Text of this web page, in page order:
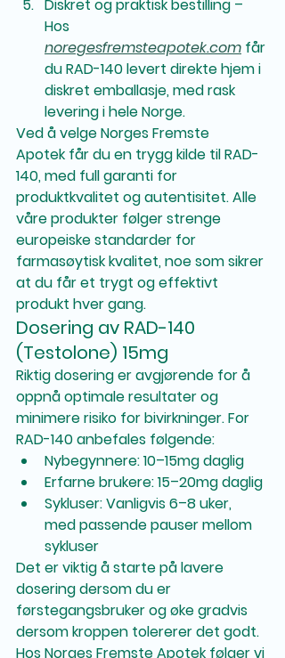
Diskret og praktisk bestilling –
Hos
noregesfremsteapotek.com får
du RAD-140 levert direkte hjem i
diskret emballasje, med rask
levering i hele Norge.
Ved å velge Norges Fremste
Apotek får du en trygg kilde til RAD-
140, med full garanti for
produktkvalitet og autentisitet. Alle
våre produkter følger strenge
europeiske standarder for
farmasøytisk kvalitet, noe som sikrer
at du får et trygt og effektivt
produkt hver gang.
Dosering av RAD-140
(Testolone) 15mg
Riktig dosering er avgjørende for å
oppnå optimale resultater og
minimere risiko for bivirkninger. For
RAD-140 anbefales følgende:
Nybegynnere: 10–15mg daglig
Erfarne brukere: 15–20mg daglig
Sykluser: Vanligvis 6–8 uker,
med passende pauser mellom
sykluser
Det er viktig å starte på lavere
dosering dersom du er
førstegangsbruker og øke gradvis
dersom kroppen tolererer det godt.
Hos Norges Fremste Apotek følger vi